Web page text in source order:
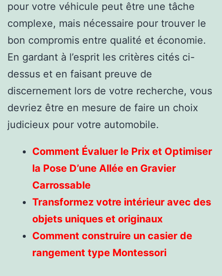
pour votre véhicule peut être une tâche
complexe, mais nécessaire pour trouver le
bon compromis entre qualité et économie.
En gardant à l’esprit les critères cités ci-
dessus et en faisant preuve de
discernement lors de votre recherche, vous
devriez être en mesure de faire un choix
judicieux pour votre automobile.
Comment Évaluer le Prix et Optimiser
la Pose D’une Allée en Gravier
Carrossable
Transformez votre intérieur avec des
objets uniques et originaux
Comment construire un casier de
rangement type Montessori